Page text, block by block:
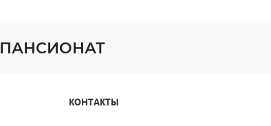
ПАНСИОНАТ
КОНТАКТЫ